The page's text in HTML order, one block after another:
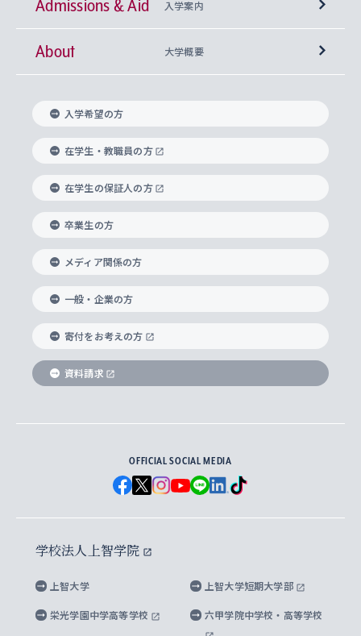
文学部
総合人間科学部
経済学部
外国語学部
総合グローバル学部
国際教養学部
理工学部
Futures） – 持続可能な未来を考える６学科連携
上智大学の全学共通教育
基盤教育センター
キリスト教人間学
身体知
思考と表現
データサイエンス
上智大学の語学教育
言語教育研究センター
上智大学のグローバル教育
グローバル教育センター
上智大学で学ぶ
海外で学ぶ
学びのサポート
大学院
神学研究科
実践宗教学研究科
総合人間科学研究科
経済学研究科
グローバル・スタディーズ研究科
助産学専攻科
生涯学習
キリスト教文化研究所
中世思想研究所
国際言語情報研究所
グローバル・コンサーン研究所
比較文化研究所
ヨーロッパ研究所
アジア文化研究所
アメリカ・カナダ研究所
メディア・ジャーナリズム研究所
水稀少社会研究センター
先進機械・構造材料イノベーションセンター
Sophia Open Research Weeks (SORW)
産官学連携
知的財産
研究支援制度
重点領域研究・自由課題研究
研究活動に関する法令・研究費の使用について
学期区分と授業時間割
課外活動
課外教育プログラム
ボランティア活動
グローバルな学びのコミュニティ
学生の相談窓口
心身の健康相談
ハラスメント防止の取り組み
障がいのある学生への支援
キャリア形成サポート
キャリア形成支援プログラム
就職（内定先）・進路統計
企業の採用ご担当者様へのご案内
住まいのサポート
Admissions & Aid 入学案内
上智大学で取得できる学位
入れの方針）
科目等履修生
研究生・外国人特別研究生・国費留学生
交換留学生(海外大学から上智大学で学ぶ)
ノンディグリー生
Sophia Short-term Program受講生
学費・奨学金
学部入学前に出願する奨学金
国による高等教育の修学支援新制度
大学院生対象の奨学金
海外留学する際の費用と奨学金
About 大学概要
理事長・学長メッセージ
学長・副学長紹介
上智大学の精神
上智大学の理念
上智大学の沿革
ソフィア・アーカイブズ
上智大学とカトリック
グローバルエンゲージメント
上智大学を訪れた世界の知性
国連Weeks・アフリカWeeks
ダイバーシティ＆サステナビリティへの取り組み
上智大学公式ソーシャルメディア
学校法人上智学院について
数字で見る上智大学
上智大学のネットワーク
父母・保証人とのネットワーク
学外とのネットワーク
上智大学の出版物
上智大学大学案内・大学院案内
英文広報誌 SOPHIA magazine
上智大学のビジュアル・アイデンティティ
上智大学ビジュアル・アイデンティティ
上智大学校歌 ・上智大学学生歌
上智大学への取材・キャンパスでの撮影について
上智大学の公開情報
上智大学の教育研究活動等の情報公表
キャンパス案内
入学希望の方
在学生・教職員の方
在学生の保証人の方
卒業生の方
メディア関係の方
一般・企業の方
寄付をお考えの方
資料請求
OFFICIAL SOCIAL MEDIA
学校法人上智学院
上智大学 上智大学短期大学部
栄光学園中学高等学校 六甲学院中学校・高等学校